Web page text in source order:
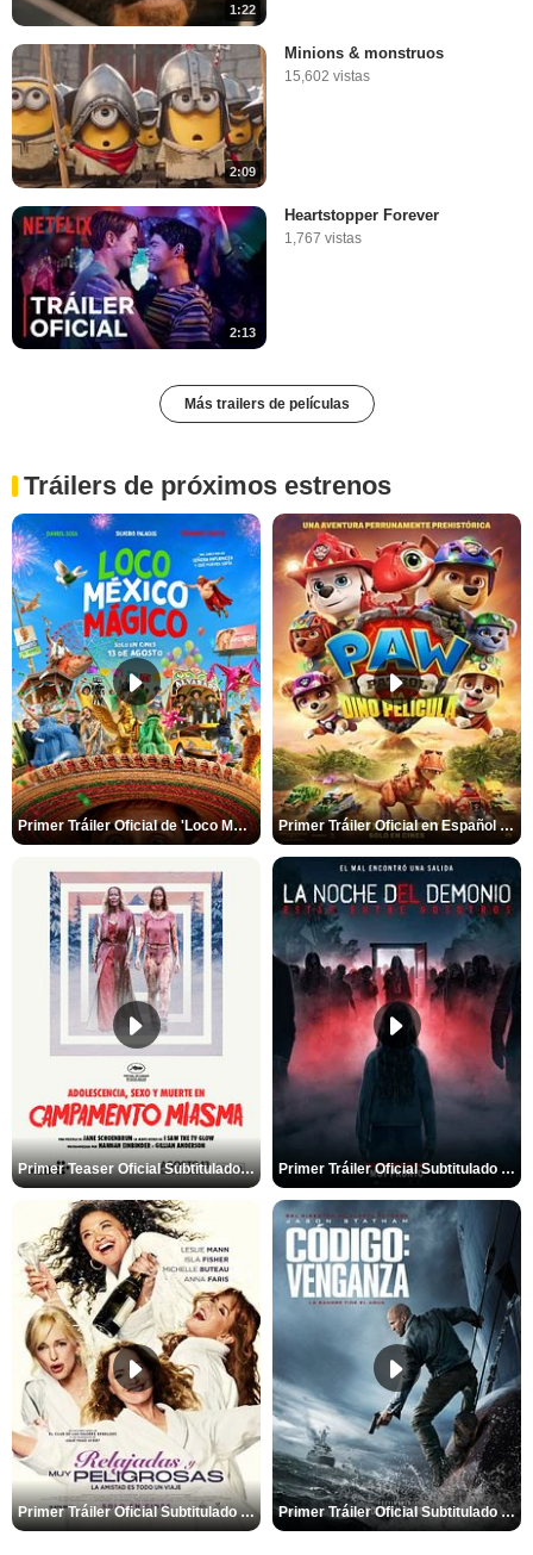
1:22
2:09
Minions & monstruos
15,602 vistas
2:13
Heartstopper Forever
1,767 vistas
Más trailers de películas
Tráilers de próximos estrenos
Primer Tráiler Oficial de 'Loco México Mágico' Primer Tráiler Oficial en Español de 'PAW Patrol La Dino Película'
Primer Teaser Oficial Subtitulado de 'Adolescencia, Sexo y Muerte en Campamento Miasma' Primer Tráiler Oficial Subtitulado de 'La Noche Del Demonio: Están Entre Nosotros'
Primer Tráiler Oficial Subtitulado de 'Relajadas y Muy Peligrosas' Primer Tráiler Oficial Subtitulado de 'Código: Venganza'